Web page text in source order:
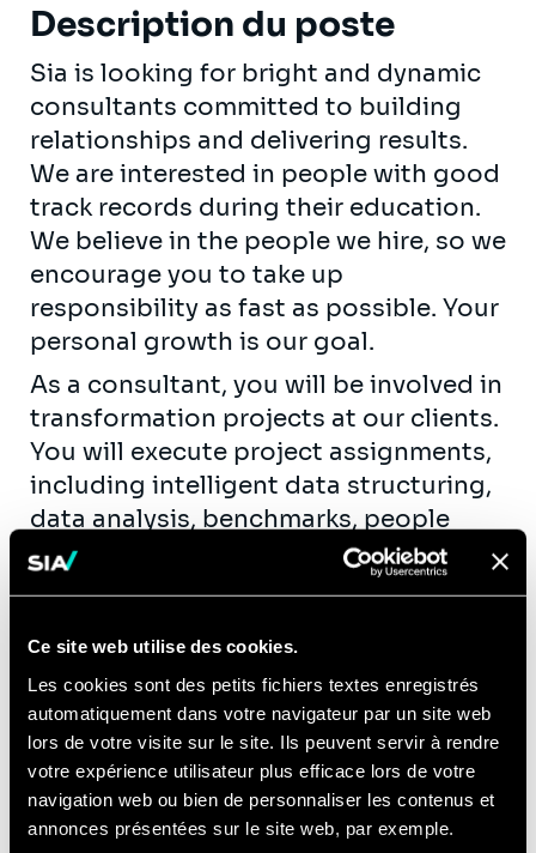
Ce site web utilise des cookies.
Les cookies sont des petits fichiers textes enregistrés
automatiquement dans votre navigateur par un site web
lors de votre visite sur le site. Ils peuvent servir à rendre
votre expérience utilisateur plus efficace lors de votre
navigation web ou bien de personnaliser les contenus et
annonces présentées sur le site web, par exemple.
Description du poste
Sia is looking for bright and dynamic
consultants committed to building
relationships and delivering results.
We are interested in people with good
track records during their education.
We believe in the people we hire, so we
encourage you to take up
responsibility as fast as possible. Your
personal growth is our goal.
As a consultant, you will be involved in
transformation projects at our clients.
You will execute project assignments,
including intelligent data structuring,
data analysis, benchmarks, people
interviews, workshop animation,
process mapping, functional
opportunity to contribute actively to
our knowledge creation and exchange
(workshops, publications, seminars,…)
within the business units of the
different industries we serve.
Equipped with the entrepreneurial